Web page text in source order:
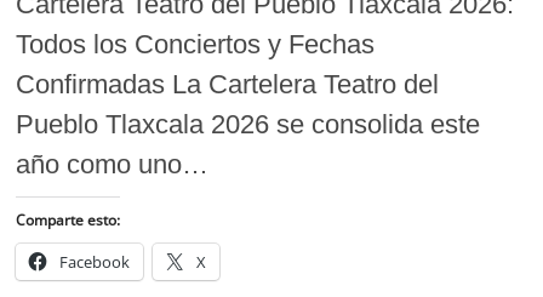
Todos los Conciertos y Fechas
Confirmadas La Cartelera Teatro del
Pueblo Tlaxcala 2026 se consolida este
año como uno…
Comparte esto:
Facebook X